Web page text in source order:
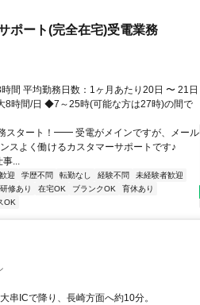
ポート(完全在宅)受電業務
間 平均勤務日数：1ヶ月あたり20日 〜 21日
8時間/日 ◆7～25時(可能な方は27時)の間で
タート！━━ 受電がメインですが、メール
スよく働けるカスタマーサポートです♪
...
迎 学歴不問 転勤なし 経験不問
未経験者歓迎
研修あり 在宅OK ブランクOK
育休あり
OK
串ICで降り、長崎方面へ約10分。